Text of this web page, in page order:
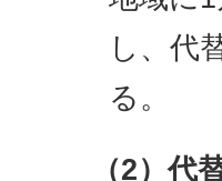
し、代
る。
（2）代